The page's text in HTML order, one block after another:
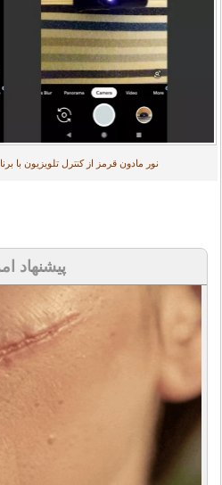
نور مادون قرمز از کنترل تلویزیون با
پیشنهاد